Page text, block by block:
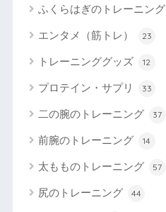
ふくらはぎのトレーニング
エンタメ（筋トレ） 23
トレーニンググッズ 12
プロテイン・サプリ 33
二の腕のトレーニング 37
前腕のトレーニング 14
太もものトレーニング 57
尻のトレーニング 44